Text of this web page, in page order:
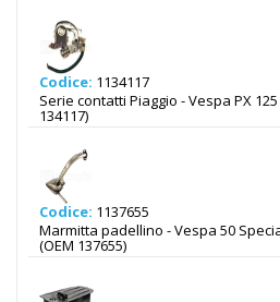
Codice: 1134117
Serie contatti Piaggio - Vespa PX 125
134117)
Codice: 1137655
Marmitta padellino - Vespa 50 Special
(OEM 137655)